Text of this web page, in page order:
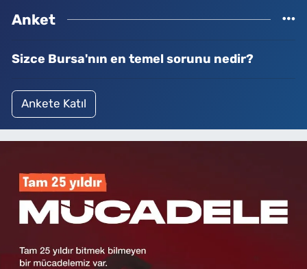
Anket
Sizce Bursa'nın en temel sorunu nedir?
Ankete Katıl